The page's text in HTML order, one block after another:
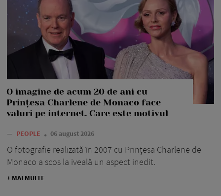
O imagine de acum 20 de ani cu
Prințesa Charlene de Monaco face
valuri pe internet. Care este motivul
— PEOPLE 06 august 2026
O fotografie realizată în 2007 cu Prințesa Charlene de
Monaco a scos la iveală un aspect inedit.
+ MAI MULTE